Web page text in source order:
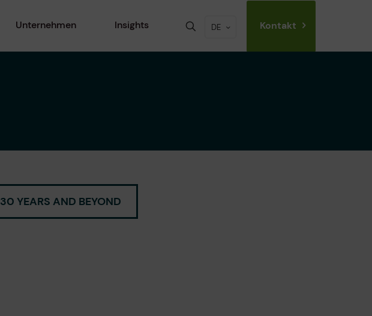
Unternehmen Insights DE Kontakt
30 YEARS AND BEYOND